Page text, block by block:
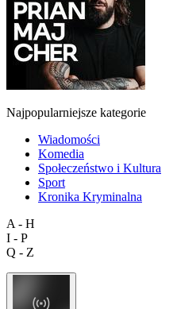
Najpopularniejsze kategorie
Wiadomości
Komedia
Społeczeństwo i Kultura
Sport
Kronika Kryminalna
A - H
I - P
Q - Z